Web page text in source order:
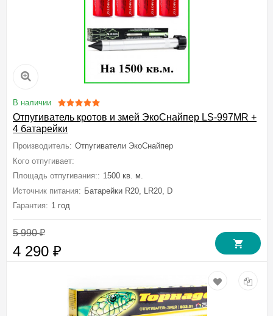
В наличии
Отпугиватель кротов и змей ЭкоСнайпер LS-997MR +
4 батарейки
Производитель: Отпугиватели ЭкоСнайпер
Кого отпугивает:
Площадь отпугивания:: 1500 кв. м.
Источник питания: Батарейки R20, LR20, D
Гарантия: 1 год
5 990₽
4 290 ₽